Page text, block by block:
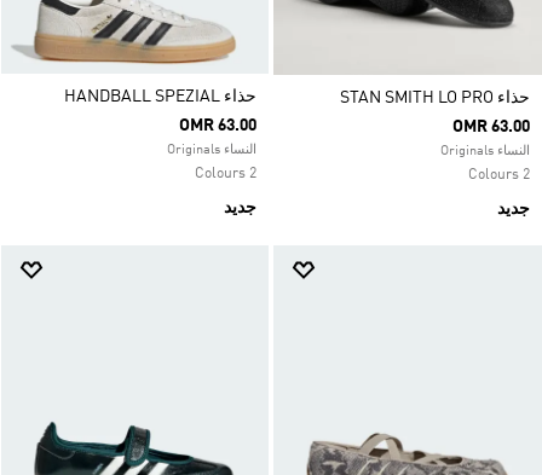
حذاء STAN SMITH LO PRO
OMR 63.00
النساء Originals
2 Colours
جديد
حذاء HANDBALL SPEZIAL
OMR 63.00
النساء Originals
2 Colours
جديد